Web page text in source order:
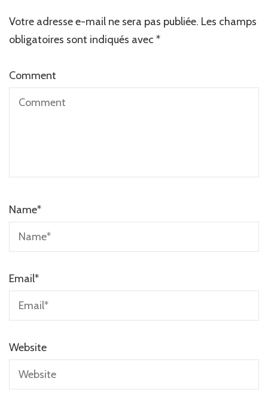
Votre adresse e-mail ne sera pas publiée. Les champs
obligatoires sont indiqués avec *
Comment
Name*
Email*
Website